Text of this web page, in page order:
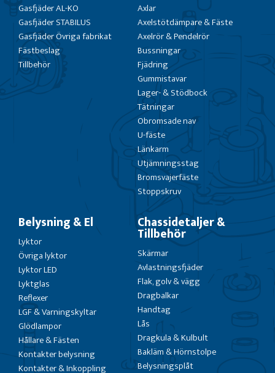
Gasfjäder AL-KO
Gasfjäder STABILUS
Gasfjäder Övriga fabrikat
Fästbeslag
Tillbehör
Axlar
Axelstötdämpare & Fäste
Axelrör & Pendelrör
Bussningar
Fjädring
Gummistavar
Lager- & Stödbock
Tätningar
Obromsade nav
U-fäste
Länkarm
Utjämningsstag
Bromsvajerfäste
Stoppskruv
Belysning & El
Lyktor
Övriga lyktor
Lyktor LED
Lyktglas
Reflexer
LGF & Varningskyltar
Glödlampor
Hållare & Fästen
Kontakter belysning
Kontakter & Inkoppling
Chassidetaljer &
Tillbehör
Skärmar
Avlastningsfjäder
Flak, golv & vägg
Dragbalkar
Handtag
Lås
Dragkula & Kulbult
Bakläm & Hörnstolpe
Belysningsplåt